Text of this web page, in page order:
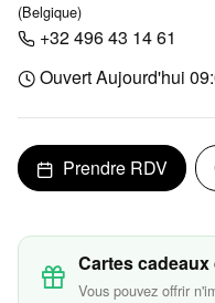
(Belgique)
+32 496 43 14 61
Ouvert Aujourd'hui
Prendre RDV
Cartes
Vous pouvez offrir